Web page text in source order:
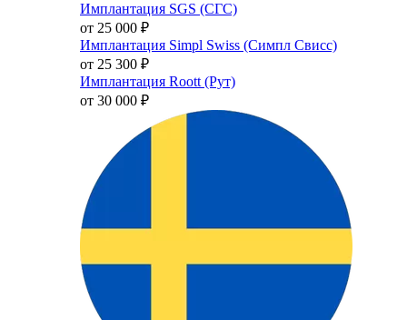
Имплантация SGS (СГС)
от 25 000 ₽
Имплантация Simpl Swiss (Симпл Свисс)
от 25 300 ₽
Имплантация Roott (Рут)
от 30 000 ₽